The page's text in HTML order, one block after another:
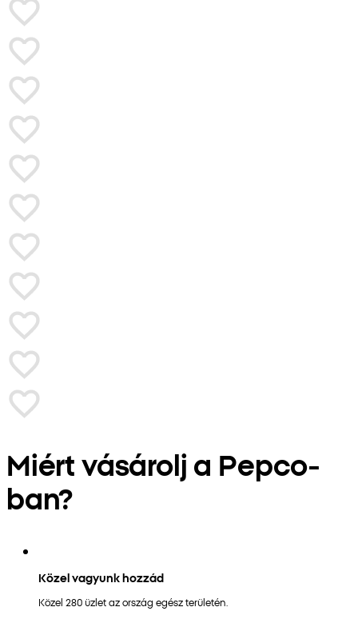
Miért vásárolj a Pepco-
ban?
Közel vagyunk hozzád
Közel 280 üzlet az ország egész területén.